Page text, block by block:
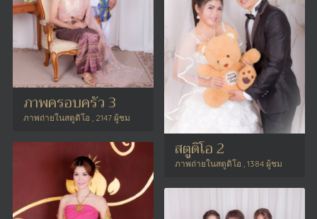
ภาพครอบครัว 3
ภาพถ่ายในสตูดิโอ , 2147 ผู้ชม
สตูดิโอ 2
ภาพถ่ายในสตูดิโอ , 1384 ผู้ชม